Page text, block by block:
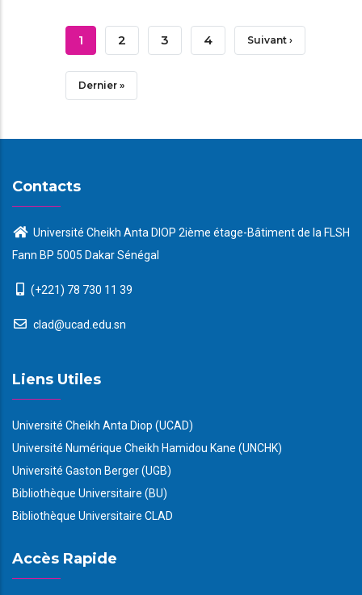
Pagination
Page
Courante
1 Page
2 Page
3 Page
4 Page
Suivant ›
Dernière
Dernier »
Contacts
Université Cheikh Anta DIOP 2ième étage-Bâtiment de la FLSH
Fann BP 5005 Dakar Sénégal
(+221) 78 730 11 39
clad@ucad.edu.sn
Liens Utiles
Université Cheikh Anta Diop (UCAD)
Université Numérique Cheikh Hamidou Kane (UNCHK)
Université Gaston Berger (UGB)
Bibliothèque Universitaire (BU)
Bibliothèque Universitaire CLAD
Accès Rapide